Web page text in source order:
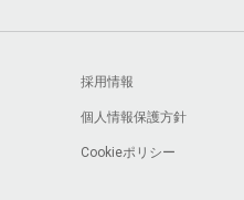
採用情報
個人情報保護方針
Cookieポリシー